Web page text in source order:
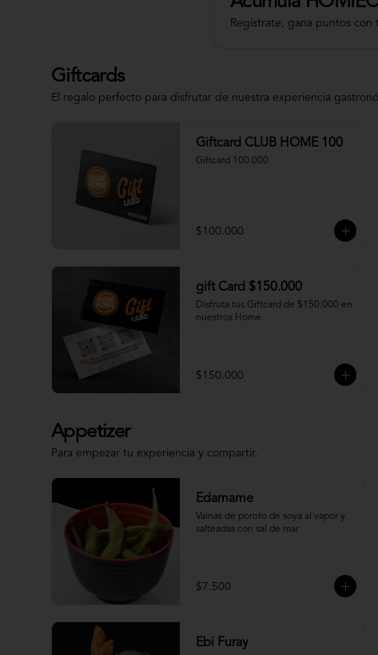
Regístrate, gana puntos con
Giftcards
El regalo perfecto para disfrutar de nuestra experiencia
Giftcard CLUB HOME 100
Giftcard 100.000
$100.000
gift Card $150.000
Disfruta tus Giftcard de $150.000 en
nuestros Home
$150.000
Appetizer
Para empezar tu experiencia y compartir.
Edamame
Vainas de poroto de soya al vapor y
salteadas con sal de mar
$7.500
Ebi Furay